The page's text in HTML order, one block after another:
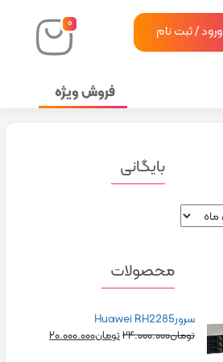
۰ ورود / ثبت نام
فروش ویژه
بایگانی
محصولات
سرورHuawei RH2285
تومان۲۴.۰۰۰.۰۰۰تومان۲۰.۰۰۰.۰۰۰